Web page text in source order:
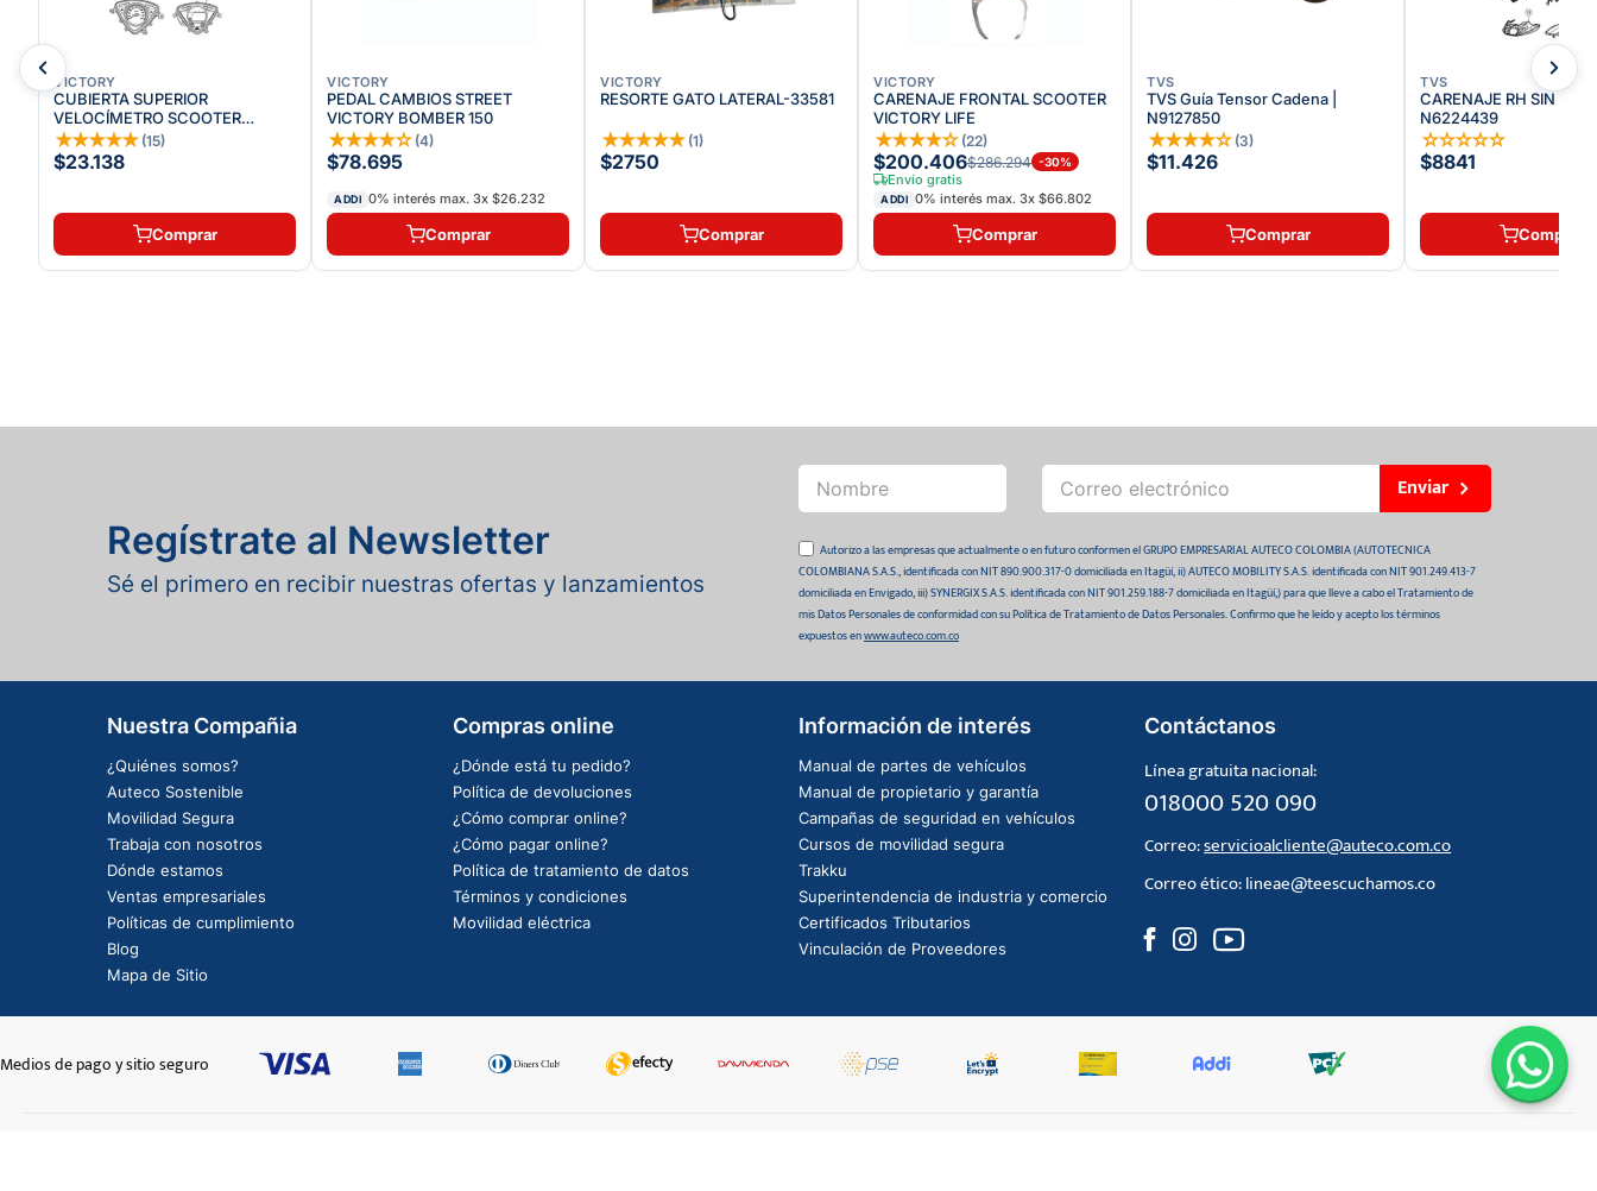
VICTORY
CUBIERTA SUPERIOR
VELOCÍMETRO SCOOTER
VICTORY LIFE
★★★★★ (15)
$23.138
Comprar
VICTORY
PEDAL CAMBIOS STREET
VICTORY BOMBER 150
★★★★☆ (4)
$78.695
ADDI 0% interés max. 3x $26.232
Comprar
VICTORY
RESORTE GATO LATERAL-33581
★★★★★ (1)
$2750
Comprar
VICTORY
CARENAJE FRONTAL SCOOTER
VICTORY LIFE
★★★★☆ (22)
$200.406$286.294 -30%
Envío gratis
ADDI 0% interés max. 3x $66.802
Comprar
TVS
TVS Guía Tensor Cadena |
N9127850
★★★★☆ (3)
$11.426
Comprar
TVS
CARENAJE RH SIN PINT
N6224439
☆☆☆☆☆
$8841
Comprar
Regístrate al Newsletter
Sé el primero en recibir nuestras ofertas y lanzamientos
Enviar
Autorizo a las empresas que actualmente o en futuro conformen el GRUPO EMPRESARIAL AUTECO COLOMBIA (AUTOTECNICA
COLOMBIANA S.A.S., identificada con NIT 890.900.317-0 domiciliada en Itagüí, ii) AUTECO MOBILITY S.A.S. identificada con NIT 901.249.413-7
domiciliada en Envigado, iii) SYNERGIX S.A.S. identificada con NIT 901.259.188-7 domiciliada en Itagüí,) para que lleve a cabo el Tratamiento de
mis Datos Personales de conformidad con su Política de Tratamiento de Datos Personales. Confirmo que he leído y acepto los términos
expuestos enwww.auteco.com.co
Nuestra Compañia
¿Quiénes somos?
Auteco Sostenible
Movilidad Segura
Trabaja con nosotros
Dónde estamos
Ventas empresariales
Políticas de cumplimiento
Blog
Mapa de Sitio
Compras online
¿Dónde está tu pedido?
Política de devoluciones
¿Cómo comprar online?
¿Cómo pagar online?
Política de tratamiento de datos
Términos y condiciones
Movilidad eléctrica
Información de interés
Manual de partes de vehículos
Manual de propietario y garantía
Campañas de seguridad en vehículos
Cursos de movilidad segura
Trakku
Superintendencia de industria y comercio
Certificados Tributarios
Vinculación de Proveedores
Contáctanos
Línea gratuita nacional:
018000 520 090
Correo:servicioalcliente@auteco.com.co
Correo ético:lineae@teescuchamos.co
Medios de pago y sitio seguro